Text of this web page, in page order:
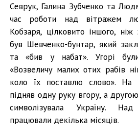
Севрук, Галина Зубченко та
час роботи над вітражем
Кобзаря, цілковито іншого,
був Шевченко-бунтар, який
та «бив у набат». Угорі
«Возвеличу малих отих рабів
коло їх поставлю слово». На
підняв одну руку вгору, а
символізувала Україну.
працювали декілька місяців.